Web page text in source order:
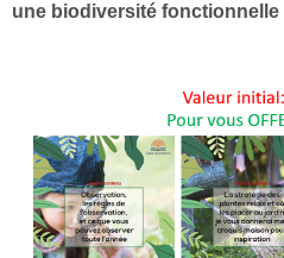
une biodiversité fonctionnelle